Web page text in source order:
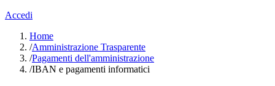
Accedi
Home
/Amministrazione Trasparente
/Pagamenti dell'amministrazione
/IBAN e pagamenti informatici